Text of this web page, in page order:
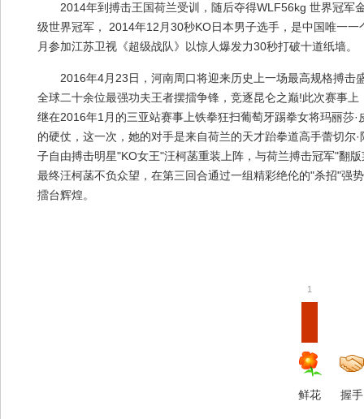
2014年到搏击王国荷兰受训，随后夺得WLF56kg 世界冠军
级世界冠军， 2014年12月30秒KO日本男子选手，是中国唯一
月参加江苏卫视《超级战队》以惊人爆发力30秒打破十道纸墙。
2016年4月23日，河南周口将迎来历史上一场最高规格搏击
全球二十余位最强功夫王者摆擂争锋，竞逐昆仑之巅!此次赛事
继在2016年1月的三亚站赛事上铁拳狂扫葡萄牙踢拳女将玛丽莎
的硬仗，这一次，她的对手是来自荷兰的天才跆拳道高手蕾切尔
子自由搏击明星"KO女王"汪柯菡重装上阵，与荷兰搏击冠军"翻
最终汪柯菡不负众望，在第三回合通过一组精彩绝伦的"杀招"强
擂台辉煌。
1
鲜花 握手